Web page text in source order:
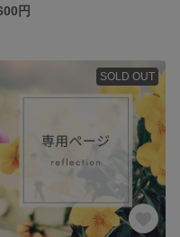
円
SOLD OUT